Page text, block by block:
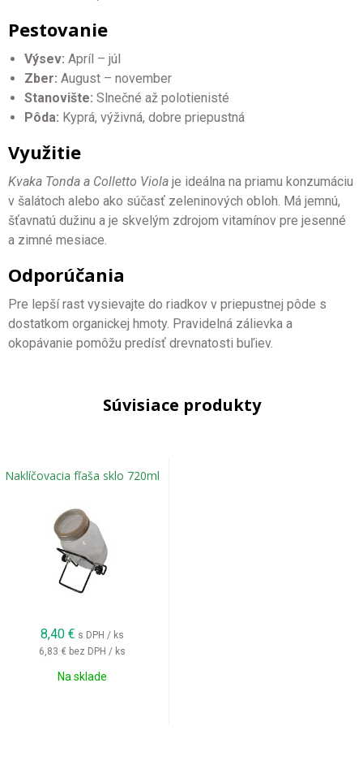
Pestovanie
Výsev: Apríl – júl
Zber: August – november
Stanovište: Slnečné až polotienisté
Pôda: Kyprá, výživná, dobre priepustná
Využitie
Kvaka Tonda a Colletto Viola je ideálna na priamu konzumáciu
v šalátoch alebo ako súčasť zeleninových obloh. Má jemnú,
šťavnatú dužinu a je skvelým zdrojom vitamínov pre jesenné
a zimné mesiace.
Odporúčania
Pre lepší rast vysievajte do riadkov v priepustnej pôde s
dostatkom organickej hmoty. Pravidelná zálievka a
okopávanie pomôžu predísť drevnatosti buľiev.
Súvisiace produkty
Naklíčovacia fľaša sklo 720ml
8,40 € s DPH / ks
6,83 € bez DPH / ks
Na sklade